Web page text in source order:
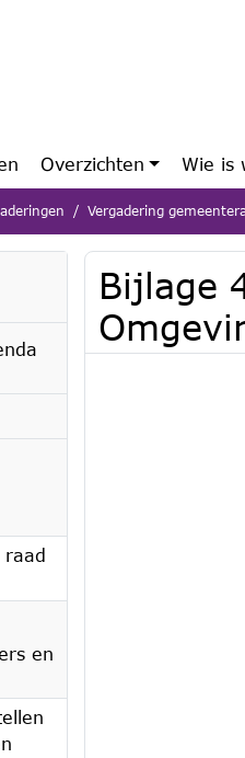
Overzichten Wie is
Vergadering
raad
en
Bijlage